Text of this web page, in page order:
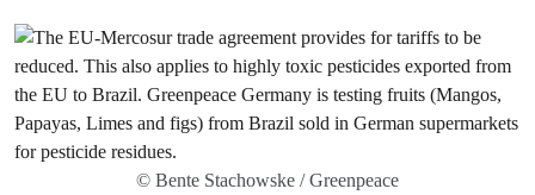
© Bente Stachowske / Greenpeace